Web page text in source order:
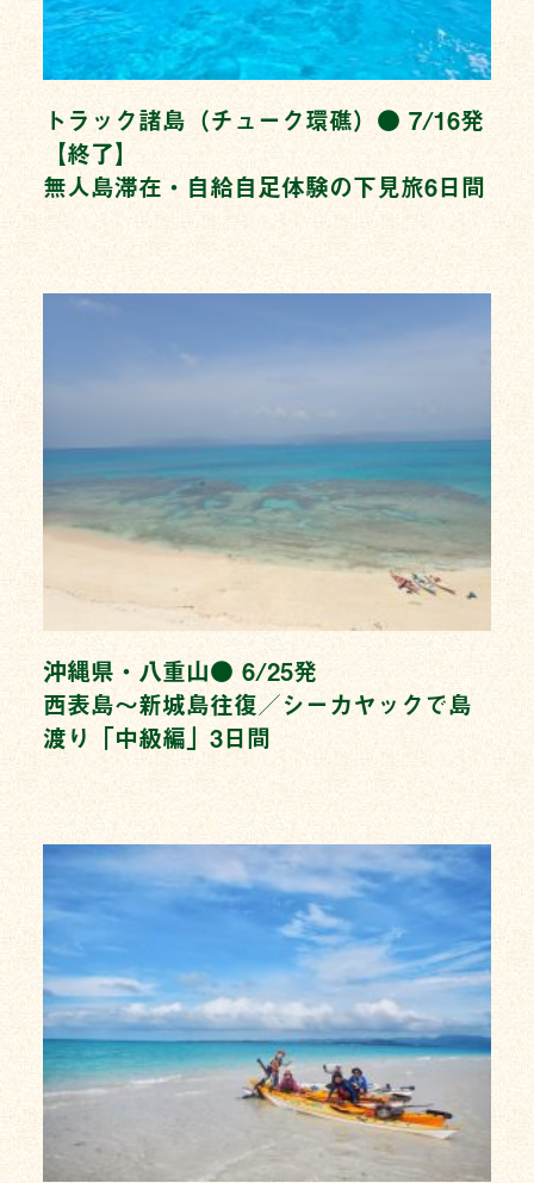
トラック諸島（チューク環礁）● 7/16発
【終了】
無人島滞在・自給自足体験の下見旅6日間
沖縄県・八重山● 6/25発
西表島〜新城島往復／シーカヤックで島
渡り「中級編」3日間